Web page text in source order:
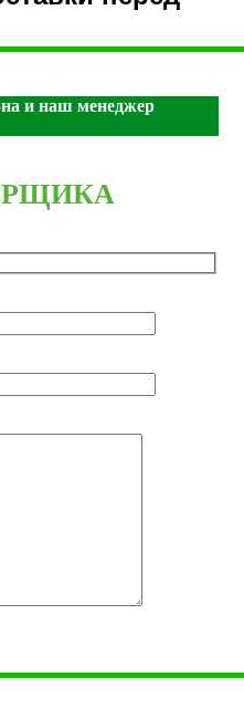
и наш менеджер